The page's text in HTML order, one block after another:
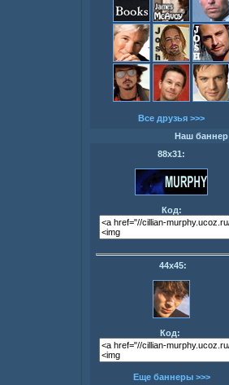
Все друзья >>>
Наш баннер
88х31:
Код:
44х45:
Код:
Еще баннеры >>>